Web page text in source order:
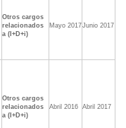
Otros cargos
relacionados
a (I+D+i)
Mayo 2017Junio 2017
Otros cargos
relacionados
a (I+D+i)
Abril 2016 Abril 2017